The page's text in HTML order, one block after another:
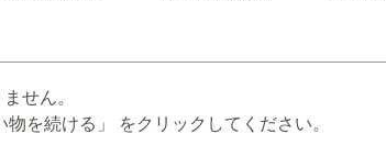
せん。
を続ける」 をクリックしてください。